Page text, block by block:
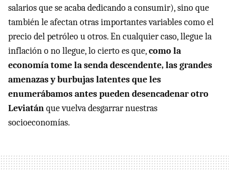
salarios que se acaba dedicando a consumir), sino que
también le afectan otras importantes variables como el
precio del petróleo u otros. En cualquier caso, llegue la
inflación o no llegue, lo cierto es que,como la
economía tome la senda descendente, las grandes
amenazas y burbujas latentes que les
enumerábamos antes pueden desencadenar otro
Leviatánque vuelva desgarrar nuestras
socioeconomías.